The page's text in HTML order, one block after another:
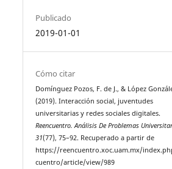
Publicado
2019-01-01
Cómo citar
Domínguez Pozos, F. de J., & López
(2019). Interacción social, juventudes
universitarias y redes sociales digitales.
Reencuentro. Análisis De Problemas
31(77), 75–92. Recuperado a partir de
https://reencuentro.xoc.uam.mx/
cuentro/article/view/989